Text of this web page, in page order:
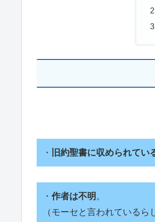
・ 旧約聖書に収められてい
・ 作者は不明 。
（モーセと言われているら